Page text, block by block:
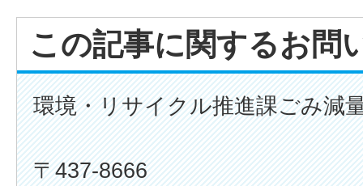
この記事に関するお問
環境・リサイクル推進課ごみ減
〒437-8666